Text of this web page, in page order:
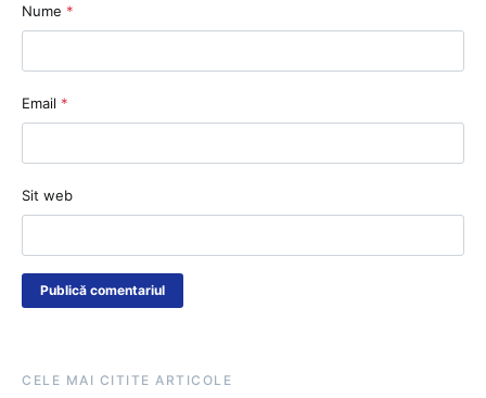
Nume *
Email *
Sit web
CELE MAI CITITE ARTICOLE